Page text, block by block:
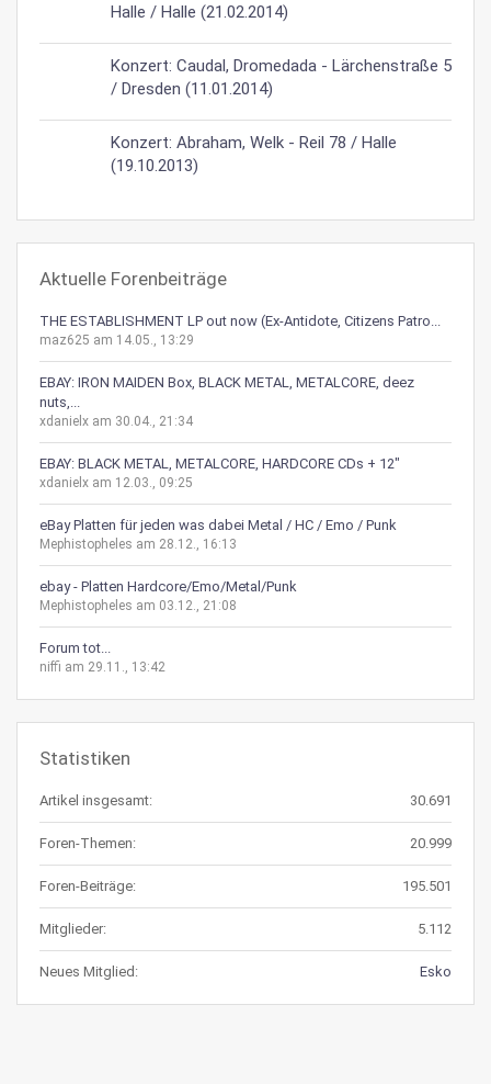
Halle / Halle (21.02.2014)
Konzert: Caudal, Dromedada - Lärchenstraße 5
/ Dresden (11.01.2014)
Konzert: Abraham, Welk - Reil 78 / Halle
(19.10.2013)
Aktuelle Forenbeiträge
THE ESTABLISHMENT LP out now (Ex-Antidote, Citizens Patro...
maz625 am 14.05., 13:29
EBAY: IRON MAIDEN Box, BLACK METAL, METALCORE, deez
nuts,...
xdanielx am 30.04., 21:34
EBAY: BLACK METAL, METALCORE, HARDCORE CDs + 12"
xdanielx am 12.03., 09:25
eBay Platten für jeden was dabei Metal / HC / Emo / Punk
Mephistopheles am 28.12., 16:13
ebay - Platten Hardcore/Emo/Metal/Punk
Mephistopheles am 03.12., 21:08
Forum tot...
niffi am 29.11., 13:42
Statistiken
Artikel insgesamt: 30.691
Foren-Themen: 20.999
Foren-Beiträge: 195.501
Mitglieder: 5.112
Neues Mitglied: Esko